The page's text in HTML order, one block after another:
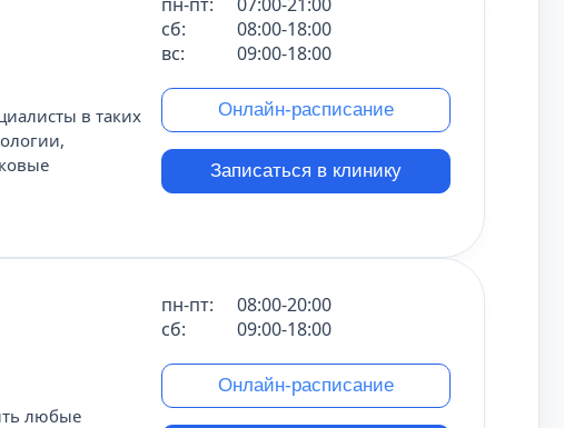
в таких
сб:
08:00-18:00
вс:
09:00-18:00
Онлайн-расписание
Записаться в клинику
любые
пн-пт:
08:00-20:00
сб:
09:00-18:00
Онлайн-расписание